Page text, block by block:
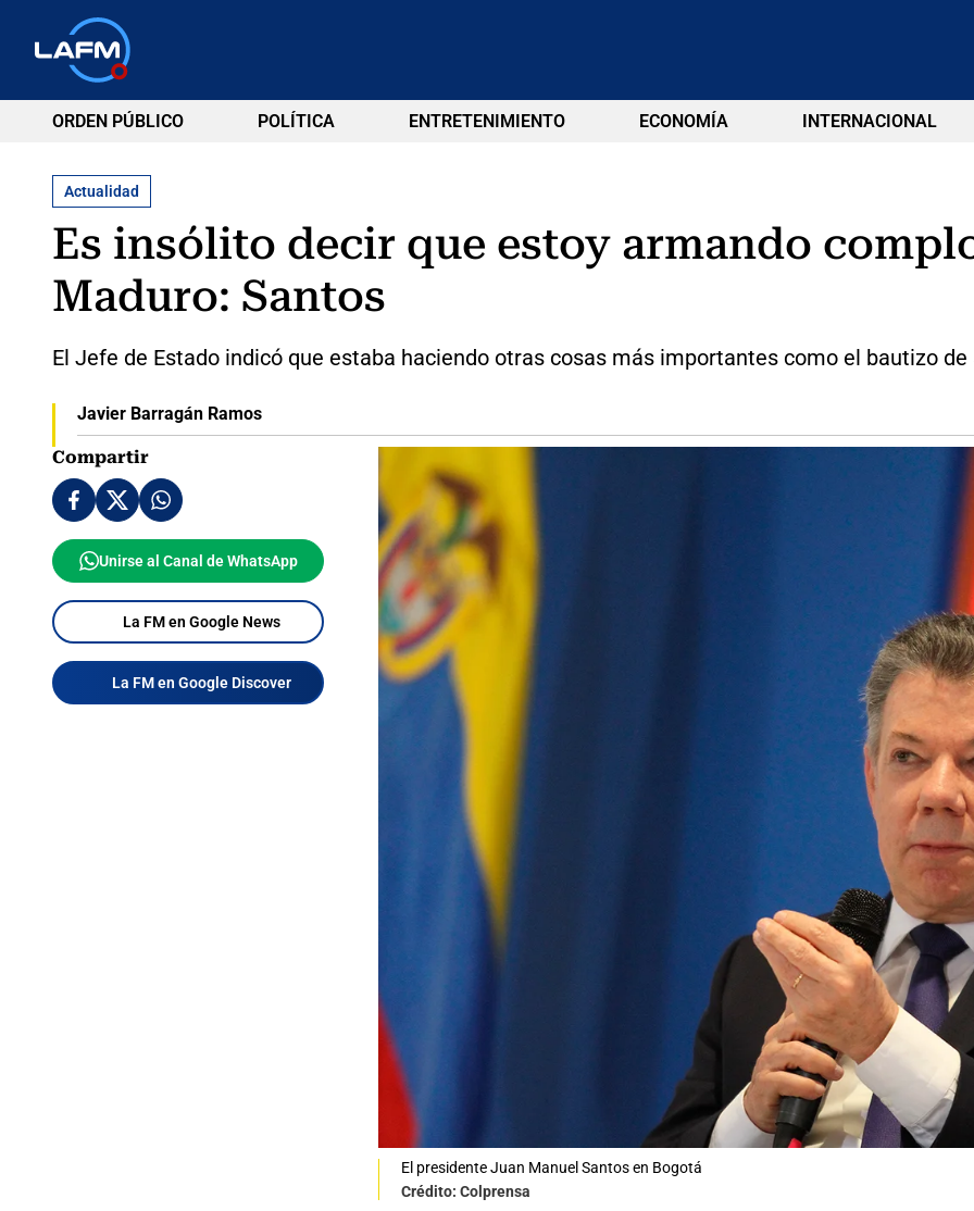
ORDEN PÚBLICO POLÍTICA ENTRETENIMIENTO ECONOMÍA INTERNACIONAL
Actualidad
Es insólito decir que estoy armando
Maduro: Santos
El Jefe de Estado indicó que estaba haciendo otras cosas más importantes como el bautizo
Javier Barragán Ramos
Compartir
Unirse al Canal de WhatsApp
La FM en Google News
La FM en Google Discover
El presidente Juan Manuel Santos en Bogotá
Crédito: Colprensa